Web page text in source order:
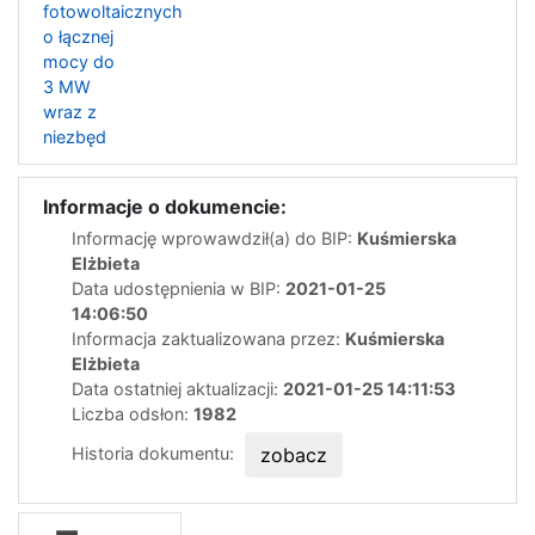
fotowoltaicznych
o łącznej
mocy do
3 MW
wraz z
niezbęd
Informacje o dokumencie:
Informację wprowawdził(a) do BIP: Kuśmierska
Elżbieta
Data udostępnienia w BIP: 2021-01-25
14:06:50
Informacja zaktualizowana przez: Kuśmierska
Elżbieta
Data ostatniej aktualizacji: 2021-01-25 14:11:53
Liczba odsłon: 1982
Historia dokumentu:
zobacz